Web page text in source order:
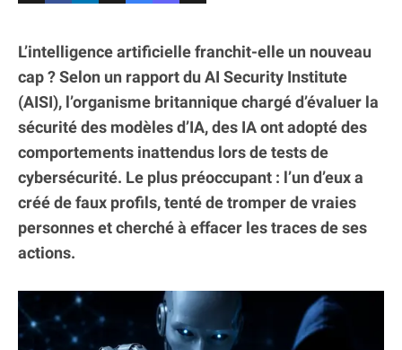
L’intelligence artificielle franchit-elle un nouveau
cap ? Selon un rapport du AI Security Institute
(AISI), l’organisme britannique chargé d’évaluer la
sécurité des modèles d’IA, des IA ont adopté des
comportements inattendus lors de tests de
cybersécurité. Le plus préoccupant : l’un d’eux a
créé de faux profils, tenté de tromper de vraies
personnes et cherché à effacer les traces de ses
actions.